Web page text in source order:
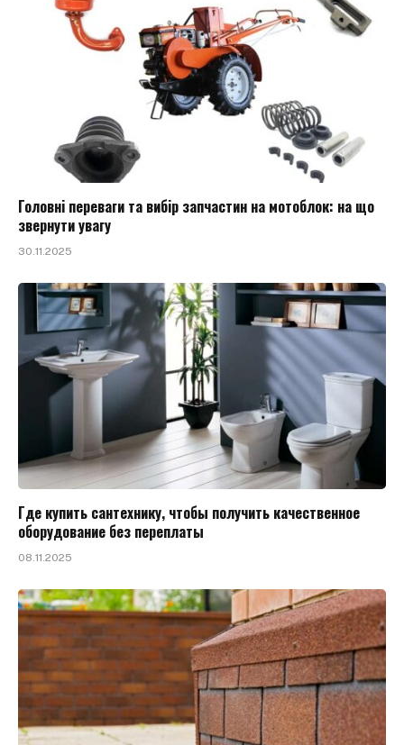
Головні переваги та вибір запчастин на мотоблок: на що
звернути увагу
30.11.2025
Где купить сантехнику, чтобы получить качественное
оборудование без переплаты
08.11.2025